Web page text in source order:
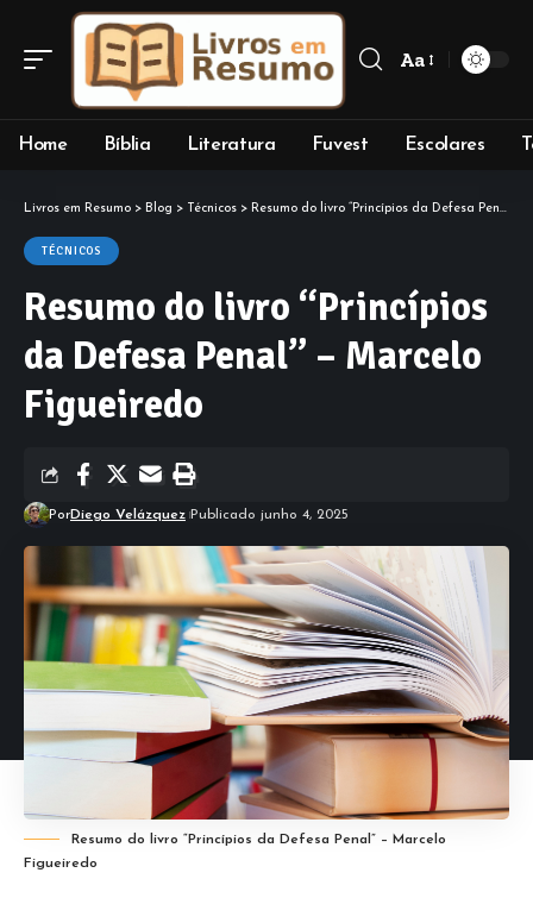
Font
Aa
Home Bíblia Literatura Fuvest Escolares
Livros em Resumo > Blog > Técnicos > Resumo do livro “Princípios da Defesa Penal” – Marcelo Figueiredo
TÉCNICOS
Resumo do livro “Princípios
da Defesa Penal” – Marcelo
Figueiredo
PorDiego Velázquez Publicado junho 4, 2025
Resumo do livro “Princípios da Defesa Penal” – Marcelo
Figueiredo